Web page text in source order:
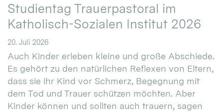
Studientag Trauerpastoral im
Katholisch-Sozialen Institut 2026
20. Juli 2026
Auch Kinder erleben kleine und große Abschiede.
Es gehört zu den natürlichen Reflexen von Eltern,
dass sie ihr Kind vor Schmerz, Begegnung mit
dem Tod und Trauer schützen möchten. Aber
Kinder können und sollten auch trauern, sagen